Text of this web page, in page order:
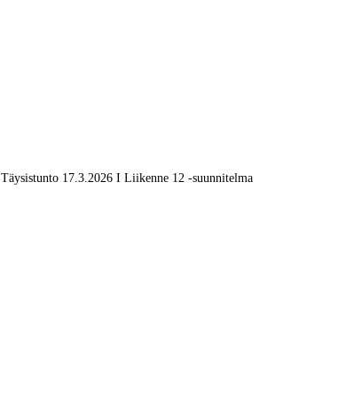
Täysistunto 17.3.2026 I Liikenne 12 -suunnitelma